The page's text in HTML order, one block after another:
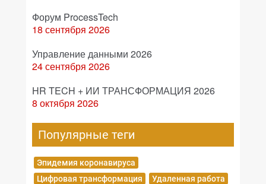
Форум ProcessTech
18 сентября 2026
Управление данными 2026
24 сентября 2026
HR TECH + ИИ ТРАНСФОРМАЦИЯ 2026
8 октября 2026
Популярные теги
Эпидемия коронавируса
Цифровая трансформация
Удаленная работа